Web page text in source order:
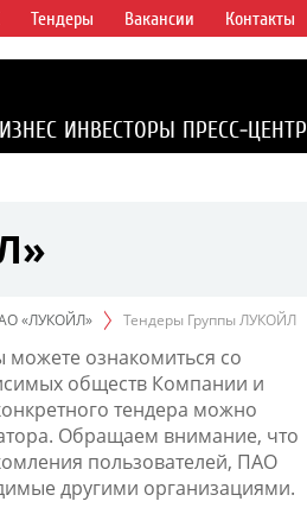
Тендеры Вакансии Контакты
ИНВЕСТОРЫ ПРЕСС-ЦЕНТР
«ЛУКОЙЛ» Тендеры Группы ЛУКОЙЛ
ознакомиться со
обществ Компании и
тендера можно
Обращаем внимание, что
пользователей, ПАО
другими организациями.